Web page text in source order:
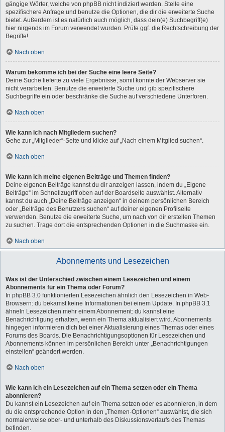
gängige Wörter, welche von phpBB nicht indiziert werden. Stelle eine
spezifischere Anfrage und benutze die Optionen, die dir die erweiterte Suche
bietet. Außerdem ist es natürlich auch möglich, dass dein(e) Suchbegriff(e)
hier nirgends im Forum verwendet wurden. Prüfe ggf. die Rechtschreibung der
Begriffe!
Nach oben
Warum bekomme ich bei der Suche eine leere Seite?
Deine Suche lieferte zu viele Ergebnisse, somit konnte der Webserver sie
nicht verarbeiten. Benutze die erweiterte Suche und gib spezifischere
Suchbegriffe ein oder beschränke die Suche auf verschiedene Unterforen.
Nach oben
Wie kann ich nach Mitgliedern suchen?
Gehe zur „Mitglieder“-Seite und klicke auf „Nach einem Mitglied suchen“.
Nach oben
Wie kann ich meine eigenen Beiträge und Themen finden?
Deine eigenen Beiträge kannst du dir anzeigen lassen, indem du „Eigene
Beiträge“ im Schnellzugriff oben auf der Boardseite auswählst. Alternativ
kannst du auch „Deine Beiträge anzeigen“ in deinem persönlichen Bereich
oder „Beiträge des Benutzers suchen“ auf deiner eigenen Profilseite
verwenden. Benutze die erweiterte Suche, um nach von dir erstellen Themen
zu suchen. Trage dort die entsprechenden Optionen in die Suchmaske ein.
Nach oben
Abonnements und Lesezeichen
Was ist der Unterschied zwischen einem Lesezeichen und einem
Abonnements für ein Thema oder Forum?
In phpBB 3.0 funktionierten Lesezeichen ähnlich den Lesezeichen in Web-
Browsern: du bekamst keine Informationen bei einem Update. In phpBB 3.1
ähneln Lesezeichen mehr einem Abonnement: du kannst eine
Benachrichtigung erhalten, wenn ein Thema aktualisiert wird. Abonnements
hingegen informieren dich bei einer Aktualisierung eines Themas oder eines
Forums des Boards. Die Benachrichtigungsoptionen für Lesezeichen und
Abonnements können im persönlichen Bereich unter „Benachrichtigungen
einstellen“ geändert werden.
Nach oben
Wie kann ich ein Lesezeichen auf ein Thema setzen oder ein Thema
abonnieren?
Du kannst ein Lesezeichen auf ein Thema setzen oder es abonnieren, in dem
du die entsprechende Option in den „Themen-Optionen“ auswählst, die sich
normalerweise ober- und unterhalb des Diskussionsverlaufs des Themas
befinden.